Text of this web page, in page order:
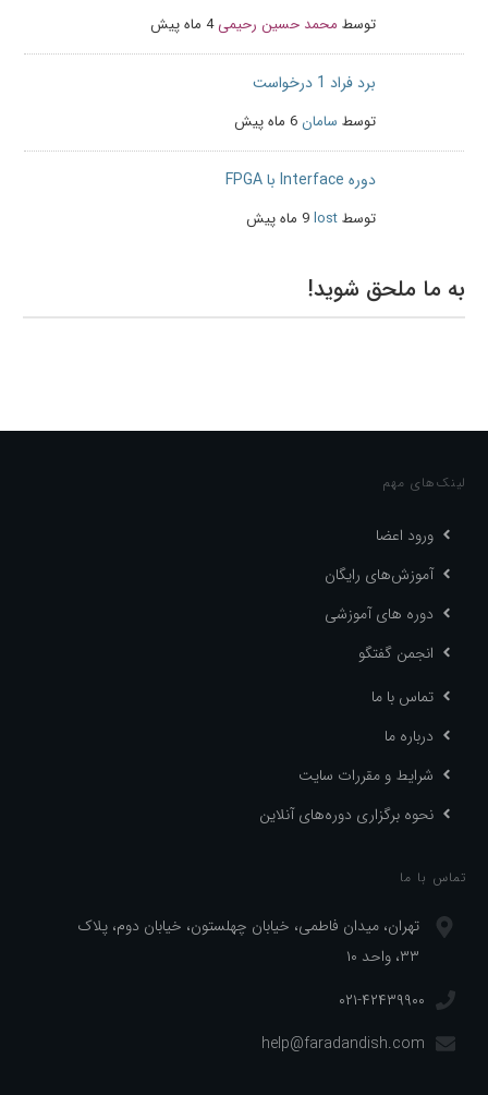
توسط محمد حسین رحیمی4 ماه پیش
برد فراد 1 درخواست
توسط سامان6 ماه پیش
دوره Interface با FPGA
توسطlost9 ماه پیش
به ما ملحق شوید!
لینک‌های مهم
ورود اعضا
آموزش‌های رایگان
دوره های آموزشی
انجمن گفتگو
تماس با ما
درباره ما
شرایط و مقررات سایت
نحوه برگزاری دوره‌های آنلاین
تماس با ما
تهران، میدان فاطمی، خیابان چهلستون، خیابان دوم، پلاک
۳۳، واحد ۱۰
۰۲۱-۴۲۴۳۹۹۰۰
help@faradandish.com